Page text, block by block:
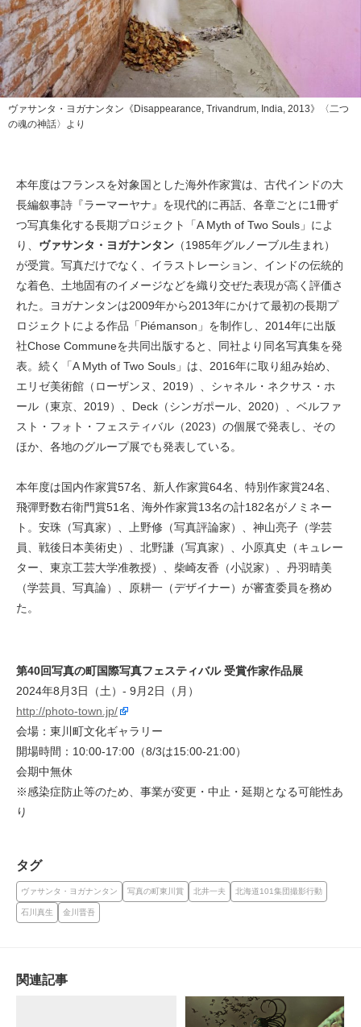
ヴァサンタ・ヨガナンタン《Disappearance, Trivandrum, India, 2013》〈二つ
の魂の神話〉より
本年度はフランスを対象国とした海外作家賞は、古代インドの大
⻑編叙事詩『ラーマーヤナ』を現代的に再話、各章ごとに1冊ず
つ写真集化する⻑期プロジェクト「A Myth of Two Souls」によ
り、 ヴァサンタ・ヨガナンタン （1985年グルノーブル生まれ）
が受賞。写真だけでなく、イラストレーション、インドの伝統的
な着色、土地固有のイメージなどを織り交ぜた表現が高く評価さ
れた。ヨガナンタンは2009年から2013年にかけて最初の長期プ
ロジェクトによる作品「Piémanson」を制作し、2014年に出版
社Chose Communeを共同出版すると、同社より同名写真集を発
表。続く「A Myth of Two Souls」は、2016年に取り組み始め、
エリゼ美術館（ローザンヌ、2019）、シャネル・ネクサス・ホ
ール（東京、2019）、Deck（シンガポール、2020）、ベルファ
スト・フォト・フェスティバル（2023）の個展で発表し、その
ほか、各地のグループ展でも発表している。
本年度は国内作家賞57名、新人作家賞64名、特別作家賞24名、
飛彈野数右衛門賞51名、海外作家賞13名の計182名がノミネー
ト。安珠（写真家）、上野修（写真評論家）、神山亮子（学芸
員、戦後日本美術史）、北野謙（写真家）、小原真史（キュレー
ター、東京工芸大学准教授）、柴崎友香（小説家）、丹羽晴美
（学芸員、写真論）、原耕一（デザイナー）が審査委員を務め
た。
第40回写真の町国際写真フェスティバル 受賞作家作品展
2024年8月3日（土）- 9月2日（月）
http://photo-town.jp/
会場：東川町文化ギャラリー
開場時間：10:00-17:00（8/3は15:00-21:00）
会期中無休
※感染症防止等のため、事業が変更・中止・延期となる可能性あ
り
タグ
ヴァサンタ・ヨガナンタン 写真の町東川賞 北井一夫 北海道101集団撮影行動
石川真生 金川晋吾
関連記事